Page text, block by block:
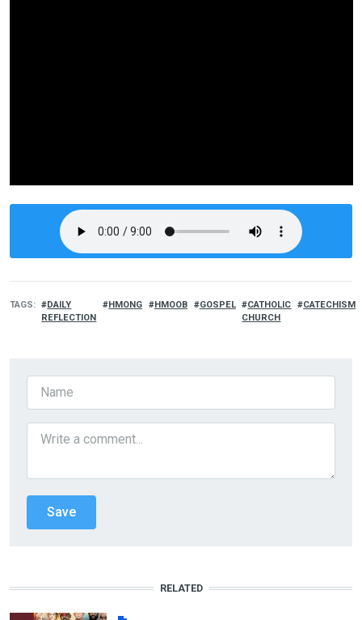
TAGS
DAILY
REFLECTION
HMONG HMOOB GOSPEL
CATHOLIC
CHURCH
CATECHISM
RELATED